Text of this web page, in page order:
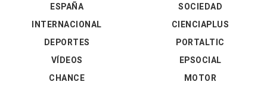
ESPAÑA
INTERNACIONAL
DEPORTES
VÍDEOS
SOCIEDAD
CIENCIAPLUS
PORTALTIC
EPSOCIAL
CHANCE
MOTOR